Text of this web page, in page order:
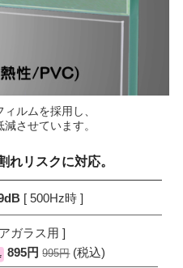
ルムを採用し、
させています。
れリスクに対応。
[ 500Hz時 ]
ガラス用 ]
895円995円(税込)